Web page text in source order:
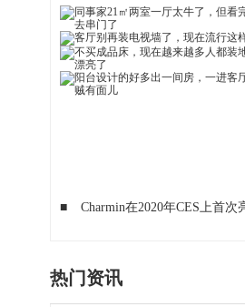
■ Charmin在2020年CES上首次亮相卫生纸
热门资讯